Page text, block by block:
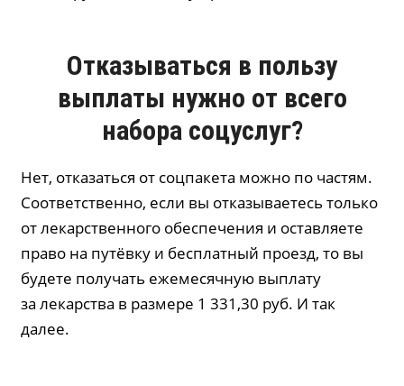
Отказываться в пользу
выплаты нужно от всего
набора соцуслуг?
Нет, отказаться от соцпакета можно по частям.
Соответственно, если вы отказываетесь только
от лекарственного обеспечения и оставляете
право на путёвку и бесплатный проезд, то вы
будете получать ежемесячную выплату
за лекарства в размере 1 331,30 руб. И так
далее.